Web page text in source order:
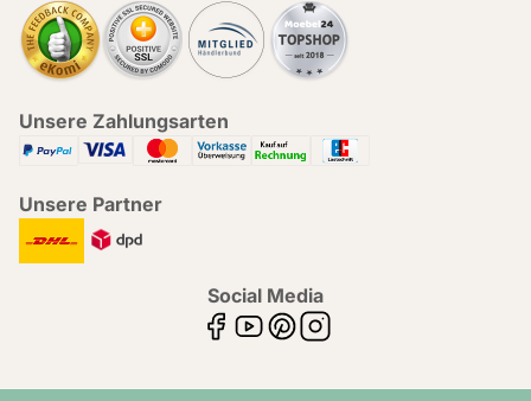
Unsere Zahlungsarten
Unsere Partner
Social Media